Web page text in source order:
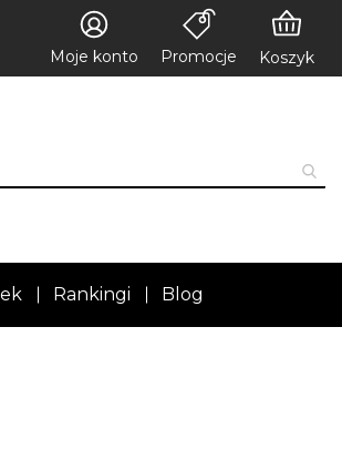
Moje konto Promocje Koszyk
Rankingi Blog